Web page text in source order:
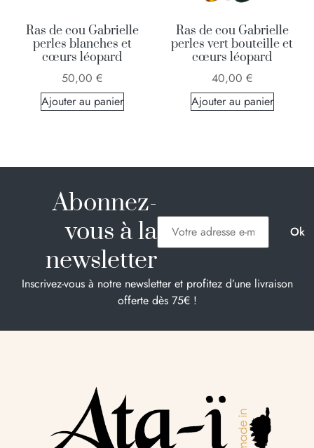
Ras de cou Gabrielle
perles blanches et
cœurs léopard
50,00 €
Ajouter au panier
Ras de cou Gabrielle
perles vert bouteille et
cœurs léopard
40,00 €
Ajouter au panier
Abonnez-
vous à la
newsletter
Inscrivez-vous à notre newsletter et profitez d’une livraison
offerte dès 75€ !